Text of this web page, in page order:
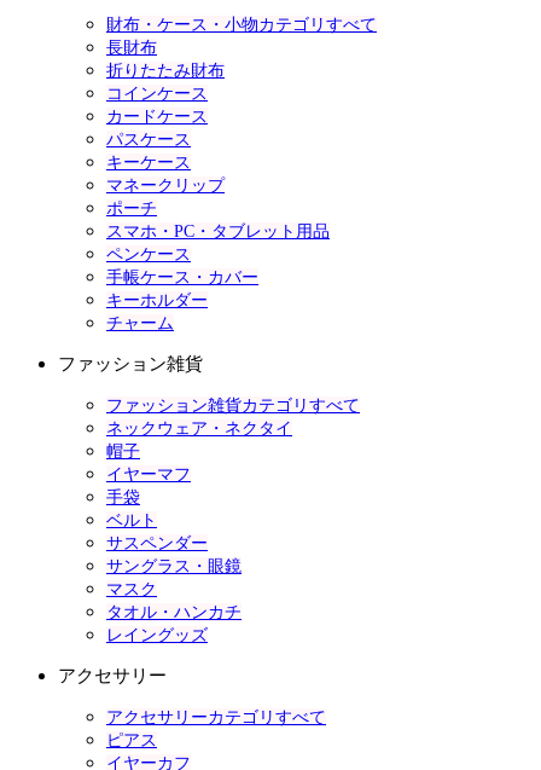
財布・ケース・小物カテゴリすべて
長財布
折りたたみ財布
コインケース
カードケース
パスケース
キーケース
マネークリップ
ポーチ
スマホ・PC・タブレット用品
ペンケース
手帳ケース・カバー
キーホルダー
チャーム
ファッション雑貨
ファッション雑貨カテゴリすべて
ネックウェア・ネクタイ
帽子
イヤーマフ
手袋
ベルト
サスペンダー
サングラス・眼鏡
マスク
タオル・ハンカチ
レイングッズ
アクセサリー
アクセサリーカテゴリすべて
ピアス
イヤーカフ